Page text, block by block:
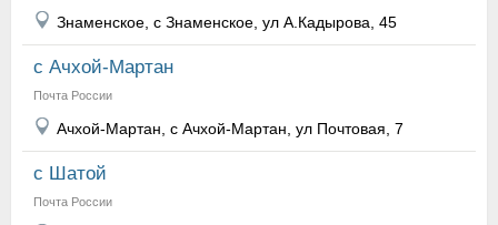
Знаменское, с Знаменское, ул А.Кадырова, 45
с Ачхой-Мартан
Почта России
Ачхой-Мартан, с Ачхой-Мартан, ул Почтовая, 7
с Шатой
Почта России